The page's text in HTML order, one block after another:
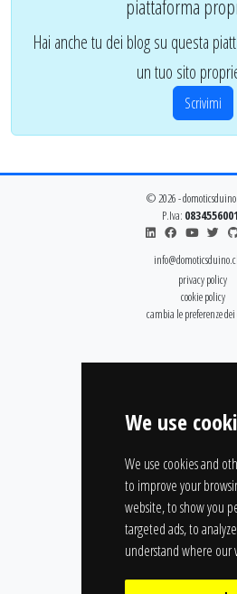
We use
We use cookies and
to improve your
website, to show you
targeted ads, to
understand where our
piattaforma
Hai anche tu dei blog su questa
un tuo sito
Scrivimi
© 2026 -
P.Iva:
privacy policy
cookie policy
cambia le preferenze dei